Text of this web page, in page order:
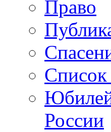
Право
Список
России